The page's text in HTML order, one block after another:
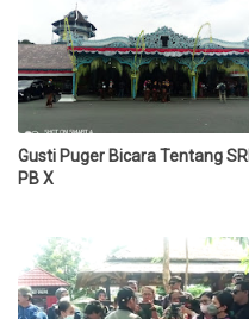
Gusti Puger Bicara Tentang SRI
PB X